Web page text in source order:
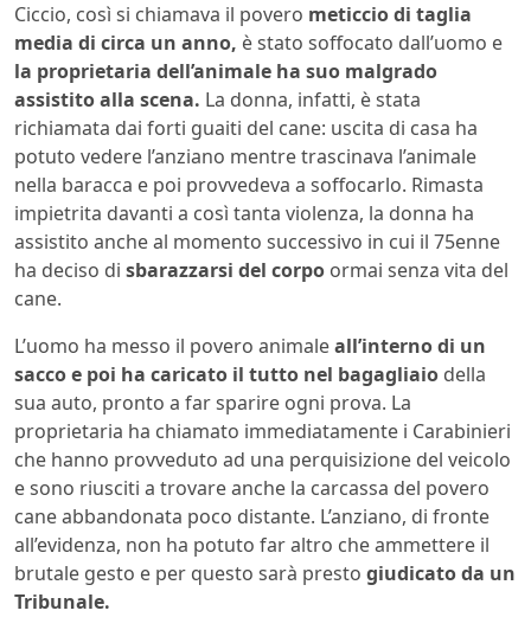
Ciccio, così si chiamava il povero meticcio di taglia
media di circa un anno, è stato soffocato dall’uomo e
la proprietaria dell’animale ha suo malgrado
assistito alla scena. La donna, infatti, è stata
richiamata dai forti guaiti del cane: uscita di casa ha
potuto vedere l’anziano mentre trascinava l’animale
nella baracca e poi provvedeva a soffocarlo. Rimasta
impietrita davanti a così tanta violenza, la donna ha
assistito anche al momento successivo in cui il 75enne
ha deciso di sbarazzarsi del corpo ormai senza vita del
cane.
L’uomo ha messo il povero animaleall’interno di un
sacco e poi ha caricato il tutto nel bagagliaio della
sua auto, pronto a far sparire ogni prova. La
proprietaria ha chiamato immediatamente i Carabinieri
che hanno provveduto ad una perquisizione del veicolo
e sono riusciti a trovare anche la carcassa del povero
cane abbandonata poco distante. L’anziano, di fronte
all’evidenza, non ha potuto far altro che ammettere il
brutale gesto e per questo sarà presto giudicato da un
Tribunale.